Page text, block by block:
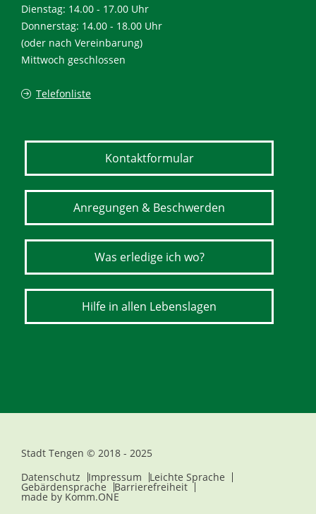
Dienstag: 14.00 - 17.00 Uhr
Donnerstag: 14.00 - 18.00 Uhr
(oder nach Vereinbarung)
Mittwoch geschlossen
Telefonliste
Kontaktformular
Anregungen & Beschwerden
Was erledige ich wo?
Hilfe in allen Lebenslagen
Stadt Tengen © 2018 - 2025
Datenschutz
Impressum Leichte Sprache
Gebärdensprache Barrierefreiheit
made by Komm.ONE